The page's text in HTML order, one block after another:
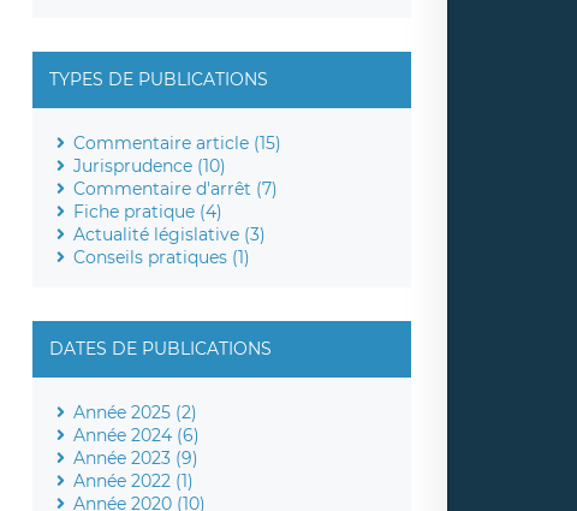
TYPES DE PUBLICATIONS
Commentaire article (15)
Jurisprudence (10)
Commentaire d'arrêt (7)
Fiche pratique (4)
Actualité législative (3)
Conseils pratiques (1)
DATES DE PUBLICATIONS
Année 2025 (2)
Année 2024 (6)
Année 2023 (9)
Année 2022 (1)
Année 2020 (10)